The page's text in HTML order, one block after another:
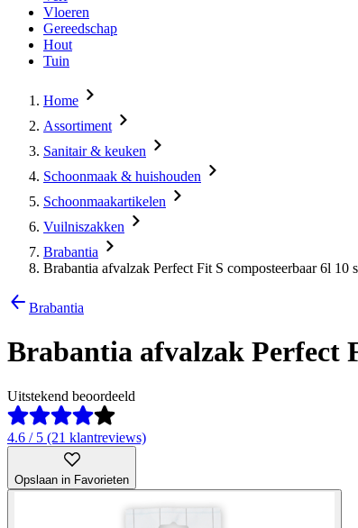
Vloeren
Gereedschap
Hout
Tuin
Home
Assortiment
Sanitair & keuken
Schoonmaak & huishouden
Schoonmaakartikelen
Vuilniszakken
Brabantia
Brabantia afvalzak Perfect Fit S composteerbaar 6l 10
Brabantia
Brabantia afvalzak Perfect
Uitstekend beoordeeld
4.6 / 5 (21 klantreviews)
Opslaan in Favorieten